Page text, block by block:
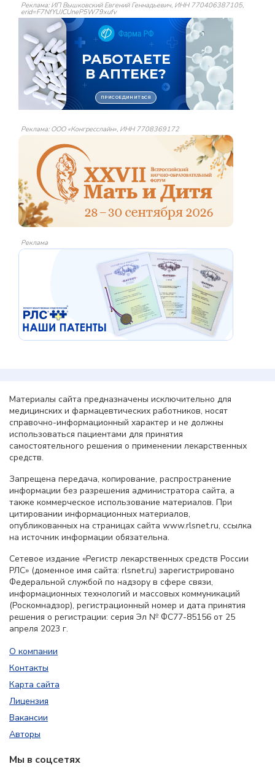
Реклама: ИП Вышковский Евгений Геннадьевич, ИНН 770406387105,
erid=F7NfYUJCUneP5W79xufv
Реклама: ООО «Конгресслайн», ИНН 7708369172
Реклама
Материалы сайта предназначены исключительно для
медицинских и фармацевтических работников, носят
справочно-информационный характер и не должны
использоваться пациентами для принятия
самостоятельного решения о применении лекарственных
средств.
Запрещена передача, копирование, распространение
информации без разрешения администратора сайта, а
также коммерческое использование материалов. При
цитировании информационных материалов,
опубликованных на страницах сайта www.rlsnet.ru, ссылка
на источник информации обязательна.
Сетевое издание «Регистр лекарственных средств России
РЛС» (доменное имя сайта: rlsnet.ru) зарегистрировано
Федеральной службой по надзору в сфере связи,
информационных технологий и массовых коммуникаций
(Роскомнадзор), регистрационный номер и дата принятия
решения о регистрации: серия Эл № ФС77-85156 от 25
апреля 2023 г.
О компании
Контакты
Карта сайта
Лицензия
Вакансии
Авторы
Мы в соцсетях